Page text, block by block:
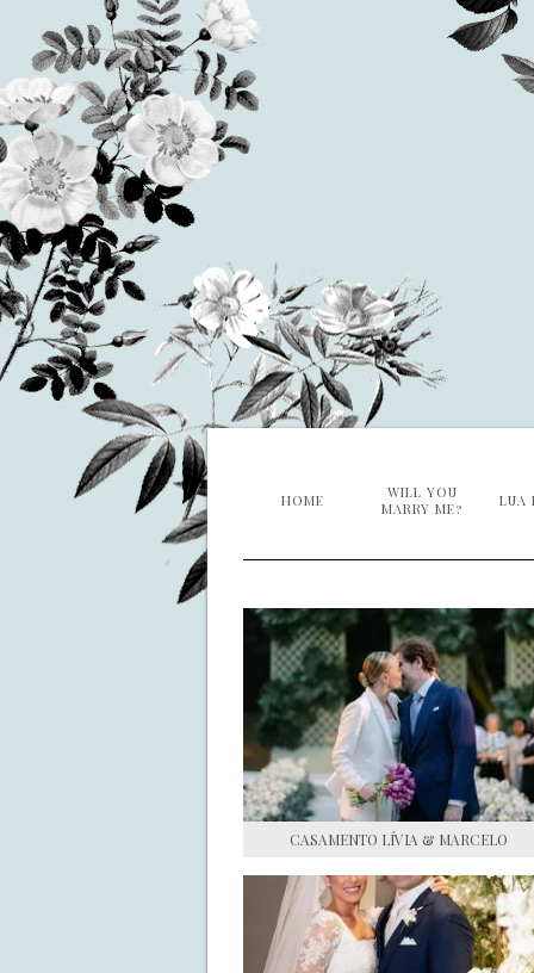
HOME
WILL YOU
MARRY ME?
LUA
CASAMENTO LÍVIA & MARCELO